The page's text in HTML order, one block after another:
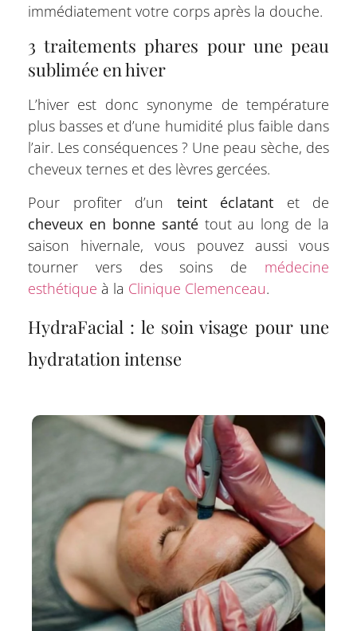
immédiatement votre corps après la douche.
3 traitements phares pour une peau
sublimée en hiver
L’hiver est donc synonyme de température
plus basses et d’une humidité plus faible dans
l’air. Les conséquences ? Une peau sèche, des
cheveux ternes et des lèvres gercées.
Pour profiter d’un teint éclatant et de
cheveux en bonne santétout au long de la
saison hivernale, vous pouvez aussi vous
tourner vers des soins de médecine
esthétique à la Clinique Clemenceau.
HydraFacial : le soin visage pour une
hydratation intense